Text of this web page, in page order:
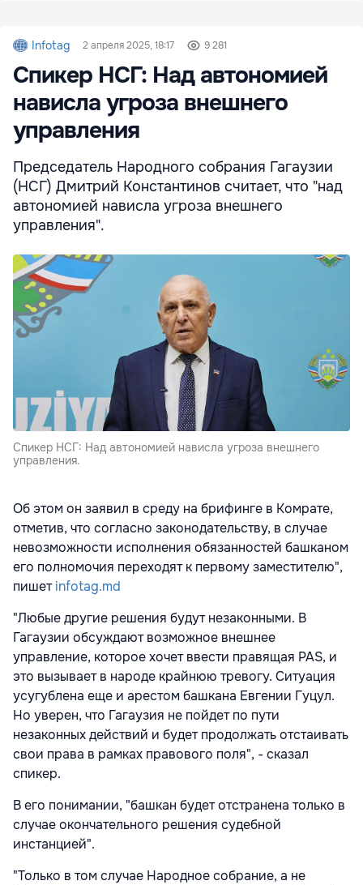
Infotag 2 апреля 2025, 18:17 9 281
Спикер НСГ: Над автономией
нависла угроза внешнего
управления
Председатель Народного собрания Гагаузии
(НСГ) Дмитрий Константинов считает, что "над
автономией нависла угроза внешнего
управления".
Спикер НСГ: Над автономией нависла угроза внешнего
управления.
Об этом он заявил в среду на брифинге в Комрате,
отметив, что согласно законодательству, в случае
невозможности исполнения обязанностей башканом
его полномочия переходят к первому заместителю",
пишетinfotag.md
"Любые другие решения будут незаконными. В
Гагаузии обсуждают возможное внешнее
управление, которое хочет ввести правящая PAS, и
это вызывает в народе крайнюю тревогу. Ситуация
усугублена еще и арестом башкана Евгении Гуцул.
Но уверен, что Гагаузия не пойдет по пути
незаконных действий и будет продолжать отстаивать
свои права в рамках правового поля", - сказал
спикер.
В его понимании, "башкан будет отстранена только в
случае окончательного решения судебной
инстанцией".
"Только в том случае Народное собрание, а не